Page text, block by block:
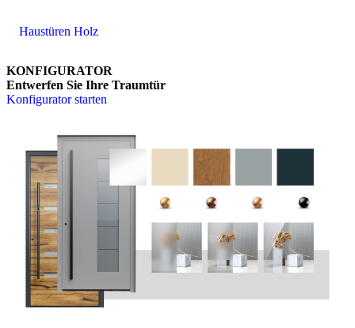
Haustüren Holz
KONFIGURATOR
Entwerfen Sie Ihre Traumtür
Konfigurator starten